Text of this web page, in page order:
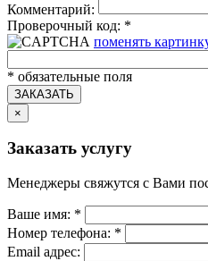
Комментарий:
Проверочный код: *
поменять
* обязательные поля
ЗАКАЗАТЬ
×
Заказать услугу
Менеджеры свяжутся с Вами
Ваше имя: *
Номер телефона: *
Email адрес: